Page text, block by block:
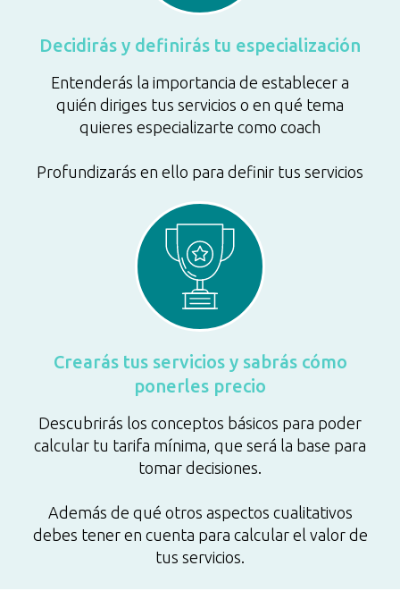
Decidirás y definirás tu especialización
Entenderás la importancia de establecer a
quién diriges tus servicios o en qué tema
quieres especializarte como coach
Profundizarás en ello para definir tus servicios
Crearás tus servicios y sabrás cómo
ponerles precio
Descubrirás los conceptos básicos para poder
calcular tu tarifa mínima, que será la base para
tomar decisiones.
Además de qué otros aspectos cualitativos
debes tener en cuenta para calcular el valor de
tus servicios.